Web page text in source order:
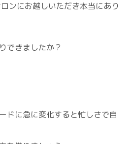
ンにお越しいただき本当にあり
できましたか？
ドに急に変化すると忙しさで自